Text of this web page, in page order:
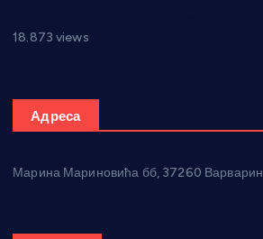
18.873 views
Адреса
Марина Мариновића бб, 37260 Варварин